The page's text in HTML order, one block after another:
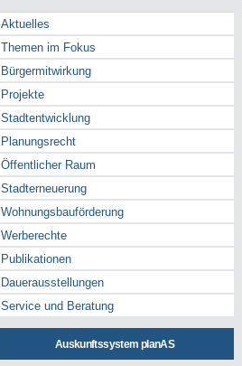
Aktuelles
Themen im Fokus
Bürgermitwirkung
Projekte
Stadtentwicklung
Planungsrecht
Öffentlicher Raum
Stadterneuerung
Wohnungsbauförderung
Werberechte
Publikationen
Dauerausstellungen
Service und Beratung
Auskunftssystem planAS